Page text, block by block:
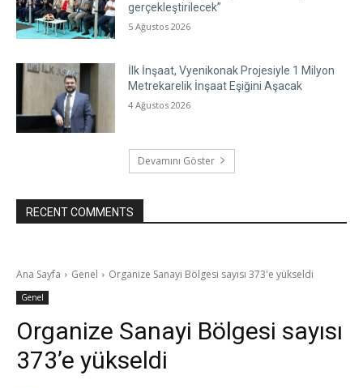
gerçekleştirilecek”
5 Ağustos 2026
İlk İnşaat, Vyenikonak Projesiyle 1 Milyon
Metrekarelik İnşaat Eşiğini Aşacak
4 Ağustos 2026
Devamını Göster
RECENT COMMENTS